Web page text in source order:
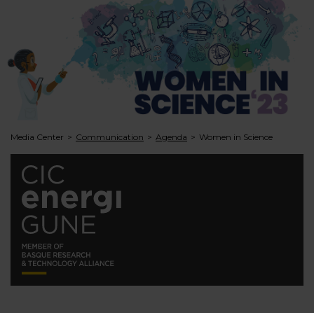
Media Center Communication Agenda Women in Science